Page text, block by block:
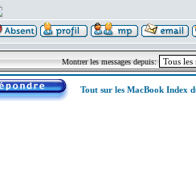
Montrer les messages depuis:
Tout sur les MacBook Index